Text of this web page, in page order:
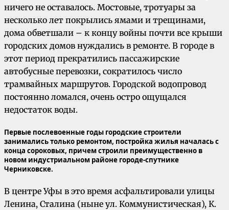
ничего не оставалось. Мостовые, тротуары за
несколько лет покрылись ямами и трещинами,
дома обветшали – к концу войны почти все крыши
городских домов нуждались в ремонте. В городе в
этот период прекратились пассажирские
автобусные перевозки, сократилось число
трамвайных маршрутов. Городской водопровод
постоянно ломался, очень остро ощущался
недостаток воды.
Первые послевоенные годы городские строители
занимались только ремонтом, постройка жилья началась с
конца сороковых, причем строили преимущественно в
новом индустриальном районе городе-спутнике
Черниковске.
В центре Уфы в это время асфальтировали улицы
Ленина, Сталина (ныне ул. Коммунистическая), К.